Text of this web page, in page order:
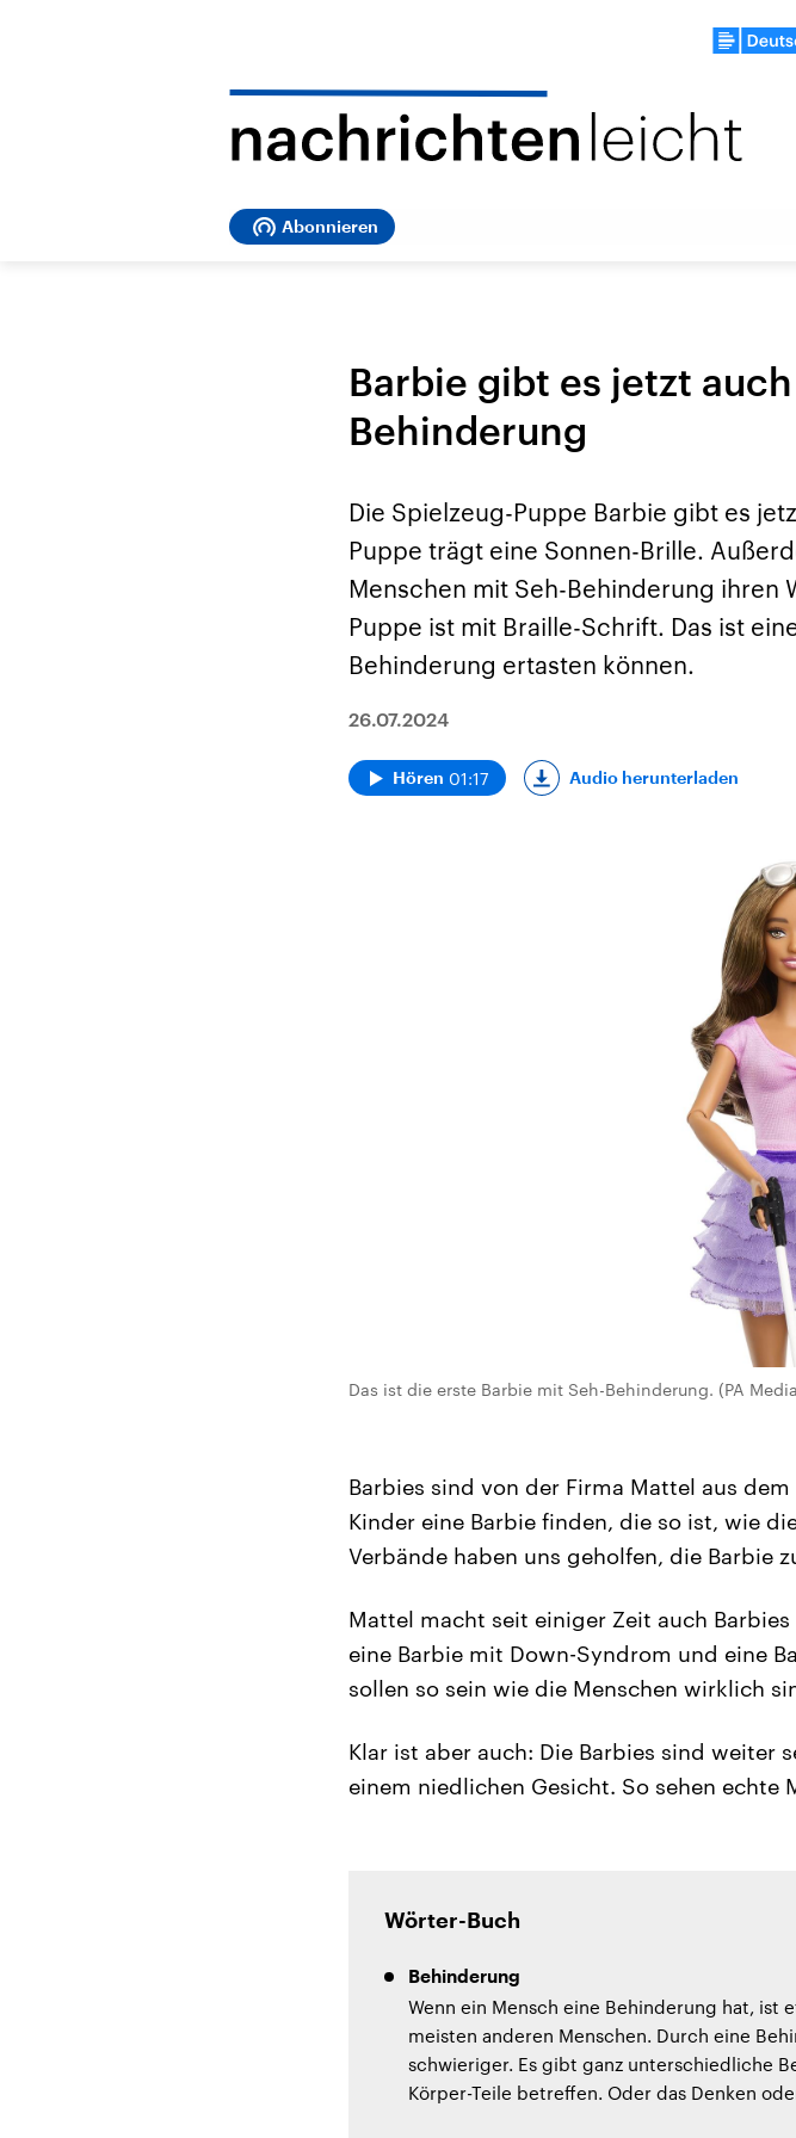
Abonnieren
Barbie gibt es jetzt
Behinderung
Die Spielzeug-Puppe Barbie gibt es
Puppe trägt eine Sonnen-Brille.
Menschen mit Seh-Behinderung ihren
Puppe ist mit Braille-Schrift. Das ist
Behinderung ertasten können.
26.07.2024
Hören 01:17 Audio herunterladen
Das ist die erste Barbie mit Seh-Behinderung. (PA
Barbies sind von der Firma Mattel aus
Kinder eine Barbie finden, die so ist, wie
Verbände haben uns geholfen, die Barbie
Mattel macht seit einiger Zeit auch
eine Barbie mit Down-Syndrom und eine
sollen so sein wie die Menschen wirklich
Klar ist aber auch: Die Barbies sind weiter
einem niedlichen Gesicht. So sehen echte
Wörter-Buch
Behinderung
Wenn ein Mensch eine Behinderung hat, ist
meisten anderen Menschen. Durch eine
schwieriger. Es gibt ganz unterschiedliche
Körper-Teile betreffen. Oder das Denken